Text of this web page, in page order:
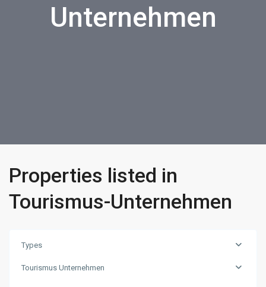
Unternehmen
Properties listed in
Tourismus-Unternehmen
Types
Tourismus Unternehmen